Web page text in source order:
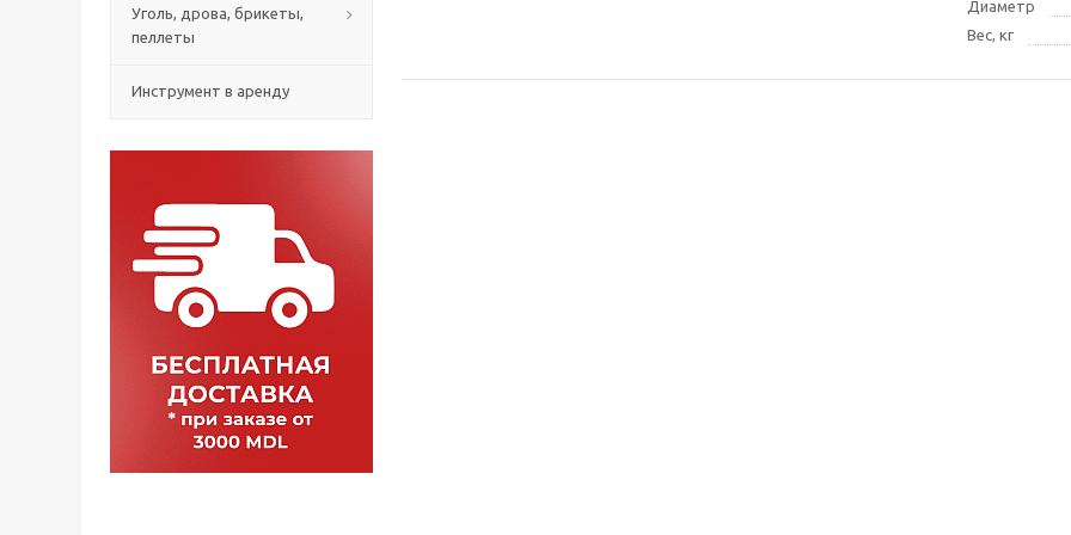
Уголь, дрова, брикеты,
пеллеты
Инструмент в аренду
Диаметр
Вес, кг